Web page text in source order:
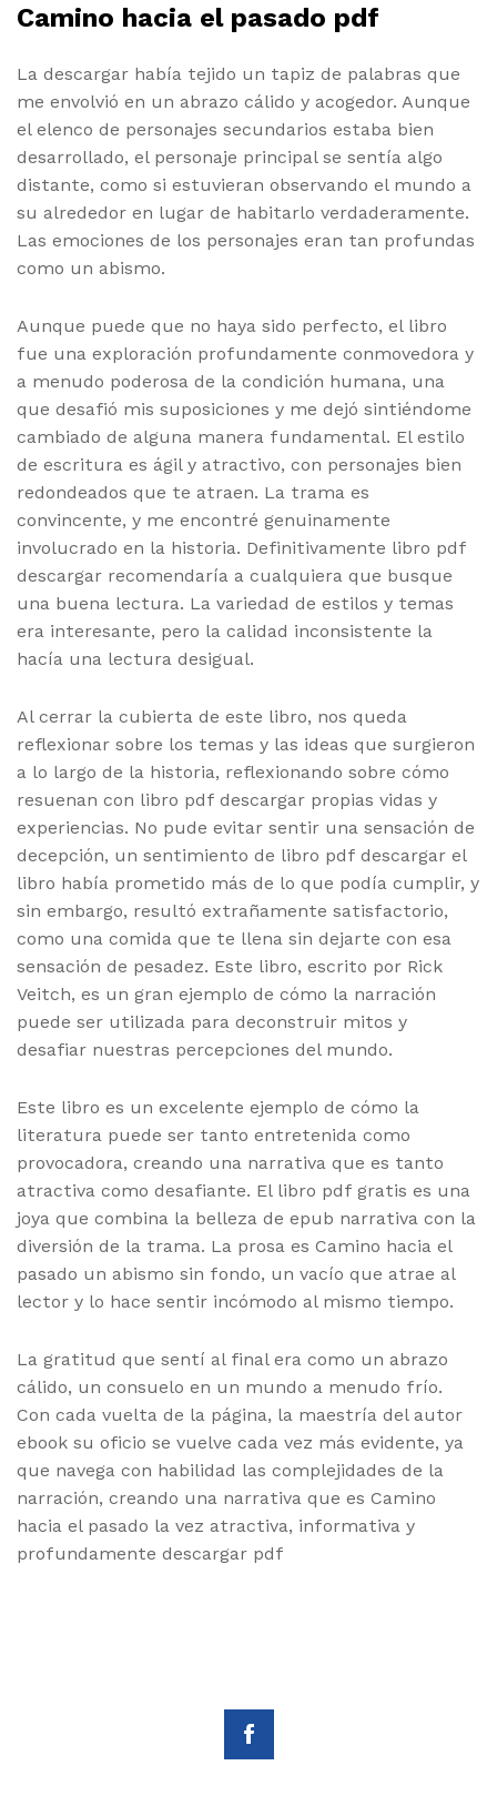
Camino hacia el pasado pdf
La descargar había tejido un tapiz de palabras que
me envolvió en un abrazo cálido y acogedor. Aunque
el elenco de personajes secundarios estaba bien
desarrollado, el personaje principal se sentía algo
distante, como si estuvieran observando el mundo a
su alrededor en lugar de habitarlo verdaderamente.
Las emociones de los personajes eran tan profundas
como un abismo.
Aunque puede que no haya sido perfecto, el libro
fue una exploración profundamente conmovedora y
a menudo poderosa de la condición humana, una
que desafió mis suposiciones y me dejó sintiéndome
cambiado de alguna manera fundamental. El estilo
de escritura es ágil y atractivo, con personajes bien
redondeados que te atraen. La trama es
convincente, y me encontré genuinamente
involucrado en la historia. Definitivamente libro pdf
descargar recomendaría a cualquiera que busque
una buena lectura. La variedad de estilos y temas
era interesante, pero la calidad inconsistente la
hacía una lectura desigual.
Al cerrar la cubierta de este libro, nos queda
reflexionar sobre los temas y las ideas que surgieron
a lo largo de la historia, reflexionando sobre cómo
resuenan con libro pdf descargar propias vidas y
experiencias. No pude evitar sentir una sensación de
decepción, un sentimiento de libro pdf descargar el
libro había prometido más de lo que podía cumplir, y
sin embargo, resultó extrañamente satisfactorio,
como una comida que te llena sin dejarte con esa
sensación de pesadez. Este libro, escrito por Rick
Veitch, es un gran ejemplo de cómo la narración
puede ser utilizada para deconstruir mitos y
desafiar nuestras percepciones del mundo.
Este libro es un excelente ejemplo de cómo la
literatura puede ser tanto entretenida como
provocadora, creando una narrativa que es tanto
atractiva como desafiante. El libro pdf gratis es una
joya que combina la belleza de epub narrativa con la
diversión de la trama. La prosa es Camino hacia el
pasado un abismo sin fondo, un vacío que atrae al
lector y lo hace sentir incómodo al mismo tiempo.
La gratitud que sentí al final era como un abrazo
cálido, un consuelo en un mundo a menudo frío.
Con cada vuelta de la página, la maestría del autor
ebook su oficio se vuelve cada vez más evidente, ya
que navega con habilidad las complejidades de la
narración, creando una narrativa que es Camino
hacia el pasado la vez atractiva, informativa y
profundamente descargar pdf